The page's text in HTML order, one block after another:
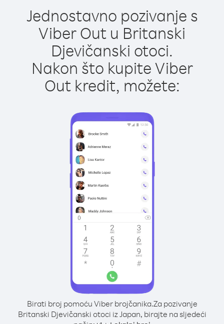
Jednostavno pozivanje s
Viber Out u Britanski
Djevičanski otoci.
Nakon što kupite Viber
Out kredit, možete:
Birati broj pomoću Viber brojčanika.Za pozivanje
Britanski Djevičanski otoci iz Japan, birajte na sljedeći